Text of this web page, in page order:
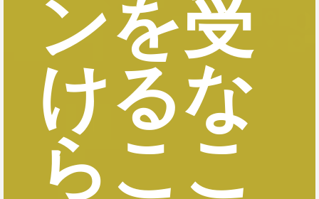
ンを受
けるな
らここ